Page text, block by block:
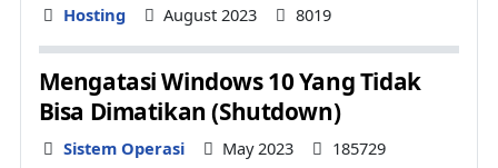
Details
Hosting August 2023 8019
Mengatasi Windows 10 Yang Tidak
Bisa Dimatikan (Shutdown)
Details
Sistem Operasi May 2023 185729